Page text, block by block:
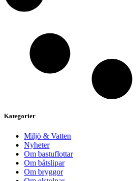
Kategorier
Miljö & Vatten
Nyheter
Om bastuflottar
Om båtslipar
Om bryggor